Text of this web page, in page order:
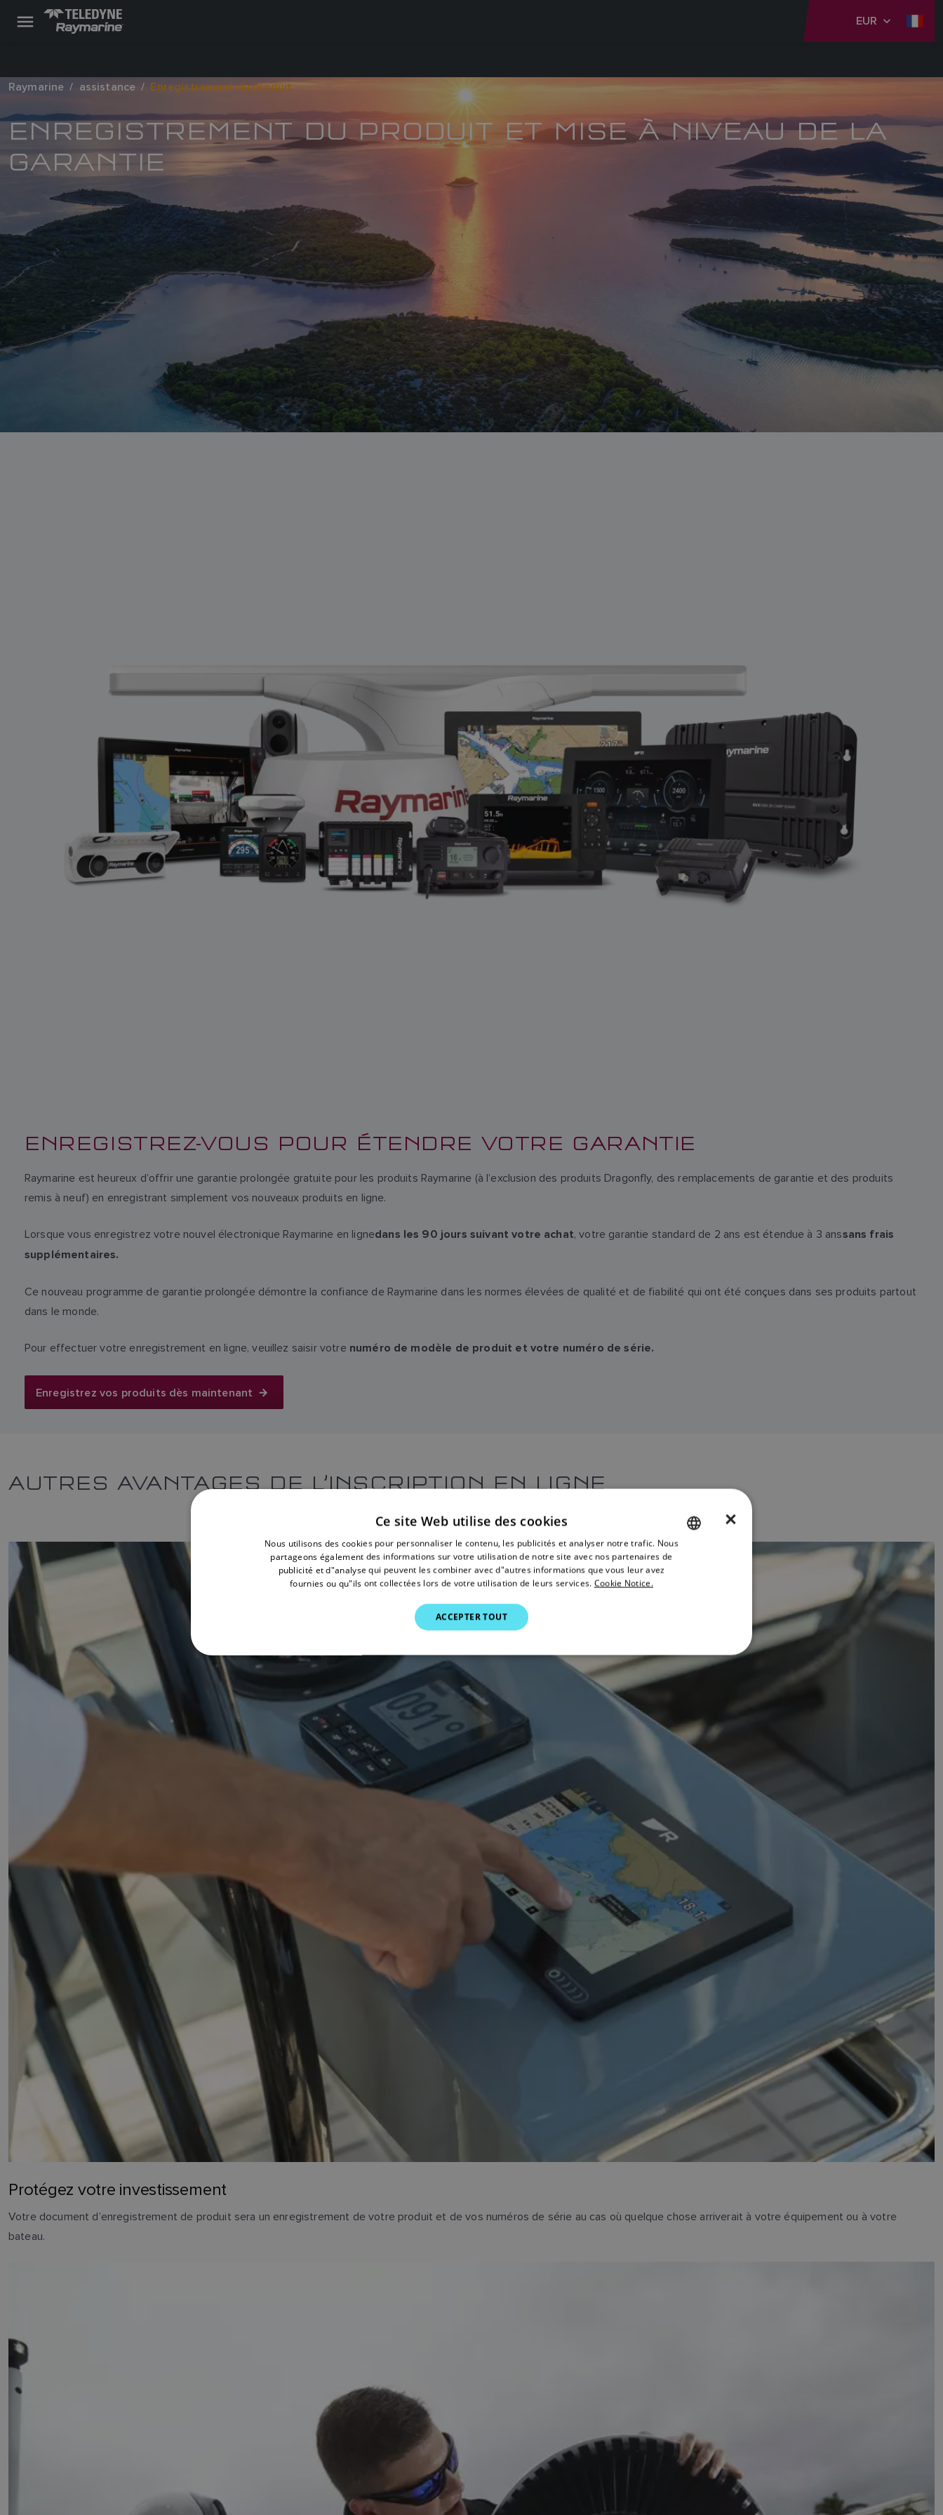
EUR
Raymarine assistance Enregistrement du produit
ENREGISTREMENT DU PRODUIT ET MISE À NIVEAU DE LA
GARANTIE
ENREGISTREZ-VOUS POUR ÉTENDRE VOTRE GARANTIE
Raymarine est heureux d’offrir une garantie prolongée gratuite pour les produits Raymarine (à l’exclusion des produits Dragonfly, des remplacements de garantie et des produits
remis à neuf) en enregistrant simplement vos nouveaux produits en ligne.
Lorsque vous enregistrez votre nouvel électronique Raymarine en lignedans les 90 jours suivant votre achat, votre garantie standard de 2 ans est étendue à 3 anssans frais
supplémentaires.
Ce nouveau programme de garantie prolongée démontre la confiance de Raymarine dans les normes élevées de qualité et de fiabilité qui ont été conçues dans ses produits partout
dans le monde.
Pour effectuer votre enregistrement en ligne, veuillez saisir votre numéro de modèle de produit et votre numéro de série.
Enregistrez vos produits dès maintenant
AUTRES AVANTAGES DE L’INSCRIPTION EN LIGNE
Protégez votre investissement
Votre document d’enregistrement de produit sera un enregistrement de votre produit et de vos numéros de série au cas où quelque chose arriverait à votre équipement ou à votre
bateau.
GERMAN
NORWEGIAN
FINNISH
×
Ce site Web utilise des cookies
Nous utilisons des cookies pour personnaliser le contenu, les publicités et analyser notre trafic. Nous
partageons également des informations sur votre utilisation de notre site avec nos partenaires de
publicité et d"analyse qui peuvent les combiner avec d"autres informations que vous leur avez
fournies ou qu"ils ont collectées lors de votre utilisation de leurs services. Cookie Notice.
ACCEPTER TOUT